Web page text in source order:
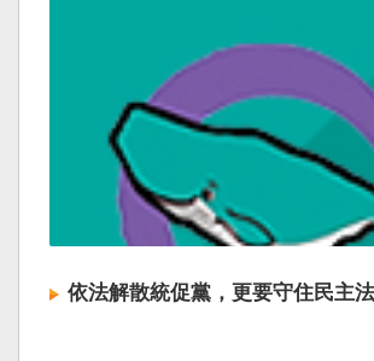
依法解散統促黨，更要守住民主